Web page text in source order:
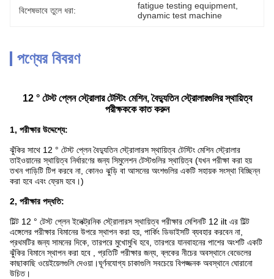
বিশেষভাবে তুলে ধরা: fatigue testing equipment
dynamic test machine
পণ্যের বিবরণ
12 ° টেস্ট প্লেন স্ট্রোলার টেস্টিং মেশিন, বৈদ্যুতিন স্ট্রোলারগুলির স্থায়িত্ব
পরীক্ষককে কাত করুন
1, পরীক্ষার উদ্দেশ্যে:
ঝুঁকির সাথে 12 ° টেস্ট প্লেন বৈদ্যুতিন স্ট্রোলারস স্থায়িত্ব টেস্টিং মেশিন স্ট্রোলার
তাইওয়ানের স্থায়িত্ব নির্ধারণের জন্য সিমুলেশন টেস্টগুলির স্থায়িত্ব (যখন পরীক্ষা করা হয়
তখন গাড়িটি টিপ করবে না, কোনও ঝুড়ি বা আসনের অংশগুলির একটি সহায়ক সংস্থা বিচ্ছিন্ন
করা হবে এবং ফ্রেম হবে।)
2, পরীক্ষার পদ্ধতি:
টিল্ট 12 ° টেস্ট প্লেন ইলেক্ট্রনিক স্ট্রোলারস স্থায়িত্ব পরীক্ষার মেশিনটি 12 ilt এর টিল্ট
এঙ্গেলের পরীক্ষার বিমানের উপরে স্থাপন করা হয়, পার্কিং ডিভাইসটি ব্যবহার করবেন না,
প্রথমটির জন্য সামনের দিকে, তারপরে মুখোমুখি হবে, তারপরে যানবাহনের পাশের অংশটি একটি
ঝুঁকির বিমানে স্থাপন করা হবে , প্রতিটি পরীক্ষার জন্য, ব্লকের নীচের অবস্থানে বেভেলের
কাছাকাছি ওয়েইয়েলগুলি দেওয়া।ঘূর্ণনযোগ্য চাকাগুলি সবচেয়ে বিপজ্জনক অবস্থানে ঘোরানো
উচিত।